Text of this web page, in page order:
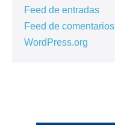
Feed de entradas
Feed de comentarios
WordPress.org